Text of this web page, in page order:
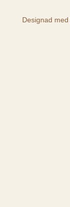
Designad med